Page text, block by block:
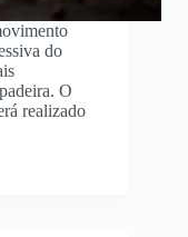
do
O
realizado